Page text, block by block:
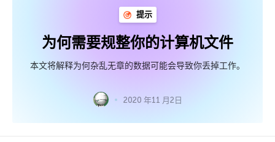
提示
为何需要规整你的计算机文件
本文将解释为何杂乱无章的数据可能会导致你丢掉工作。
2020 年11 月2日